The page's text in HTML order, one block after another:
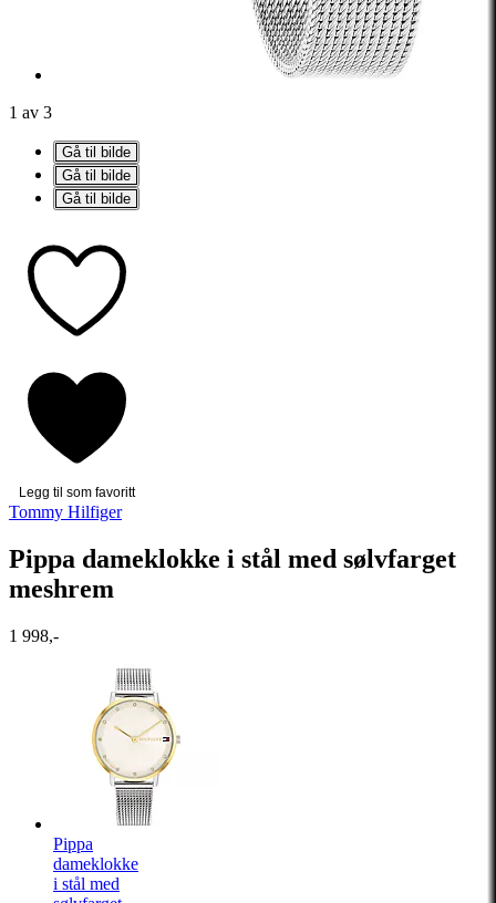
1 av 3
Gå til bilde
Gå til bilde
Gå til bilde
Legg til som favoritt
Tommy Hilfiger
Pippa dameklokke i stål med sølvfarget
meshrem
1 998,-
Pippa
dameklokke
i stål med